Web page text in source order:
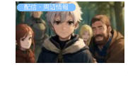
配信・周辺情報